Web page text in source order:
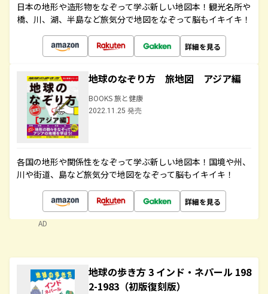
日本の地形や造形物をなぞって学ぶ新しい地図本！観光名所や
橋、川、湖、半島など旅気分で地図をなぞって脳もイキイキ！
詳細を見る
地球のなぞり方 旅地図 アジア編
BOOKS 旅と健康
2022.11.25 発売
各国の地形や関係性をなぞって学ぶ新しい地図本！国境や州、
川や街道、島など旅気分で地図をなぞって脳もイキイキ！
詳細を見る
AD
地球の歩き方 3 インド・ネパール 198
2-1983（初版復刻版）